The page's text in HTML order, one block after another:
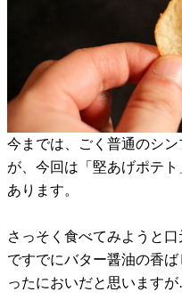
今までは、ごく普通のシ
が、今回は「堅あげポテ
あります。
さっそく食べてみようと
ですでにバター醤油の香
ったにおいだと思います